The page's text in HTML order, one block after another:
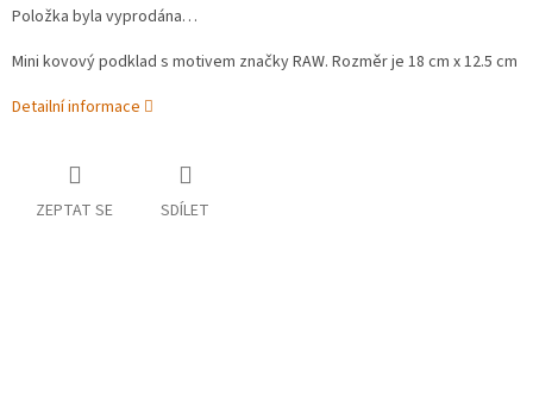
Položka byla vyprodána…
Mini kovový podklad s motivem značky RAW. Rozměr je 18 cm x 12.5 cm
Detailní informace
ZEPTAT SE SDÍLET